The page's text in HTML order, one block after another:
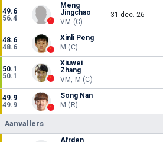
49.6
56.4
Meng
Jingchao
VM (C)
31 dec. 26
48.6
48.6
Xinli Peng
M (C)
50.1
50.1
Xiuwei
Zhang
VM, M (C)
49.9
49.9
Song Nan
M (R)
Aanvallers
Afrden